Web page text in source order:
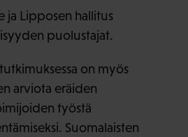
ja Lipposen hallitus
puolustajat.
on myös
arviota eräiden
työstä
Suomalaisten